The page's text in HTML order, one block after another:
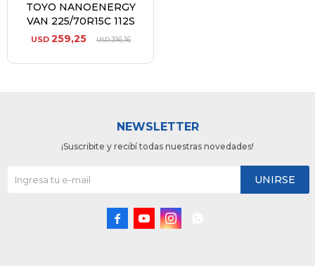
TOYO NANOENERGY
VAN 225/70R15C 112S
USD 259,25 USD316,16
NEWSLETTER
¡Suscribite y recibí todas nuestras novedades!
UNIRSE
  